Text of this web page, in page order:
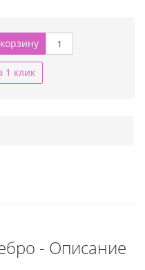
1 клик
- Описание